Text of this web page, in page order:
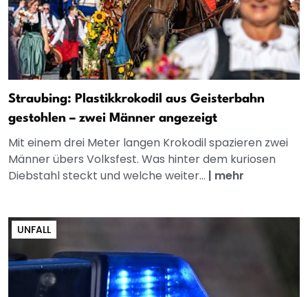
Straubing: Plastikkrokodil aus Geisterbahn
gestohlen – zwei Männer angezeigt
Mit einem drei Meter langen Krokodil spazieren zwei
Männer übers Volksfest. Was hinter dem kuriosen
Diebstahl steckt und welche weiter... | mehr
UNFALL